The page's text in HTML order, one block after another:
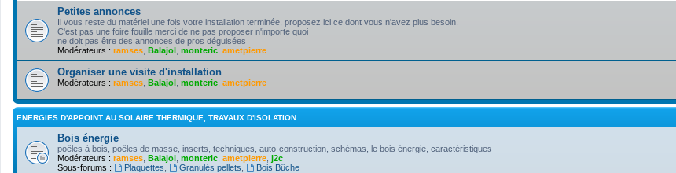
Petites annonces
Il vous reste du matériel une fois votre installation terminée, proposez ici ce dont vous n'avez plus besoin.
C'est pas une foire fouille merci de ne pas proposer n'importe quoi
ne doit pas être des annonces de pros déguisées
Modérateurs : ramses Balajol monteric ametpierre
Organiser une visite d'installation
Modérateurs : ramses Balajol monteric ametpierre
ENERGIES D'APPOINT AU SOLAIRE THERMIQUE, TRAVAUX D'ISOLATION
Bois énergie
poêles à bois, poêles de masse, inserts, techniques, auto-construction, schémas, le bois énergie, caractéristiques
Modérateurs : ramses Balajol monteric ametpierre j2c
Sous-forums :
Plaquettes Granulés pellets Bois Bûche